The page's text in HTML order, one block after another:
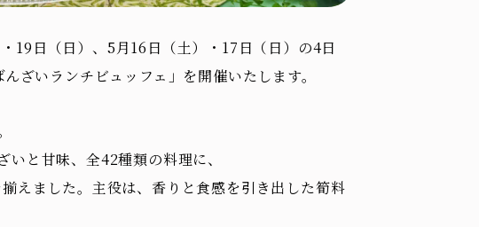
19日（日）、5月16日（土）・17日（日）の4日
ざいランチビュッフェ」を開催いたします。
と甘味、全42種類の料理に、
えました。主役は、香りと食感を引き出した筍料